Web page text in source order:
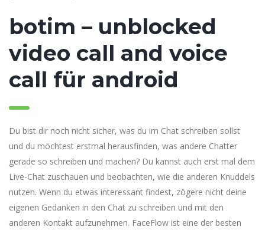
botim – unblocked
video call and voice
call für android
Du bist dir noch nicht sicher, was du im Chat schreiben sollst
und du möchtest erstmal herausfinden, was andere Chatter
gerade so schreiben und machen? Du kannst auch erst mal dem
Live-Chat zuschauen und beobachten, wie die anderen Knuddels
nutzen. Wenn du etwas interessant findest, zögere nicht deine
eigenen Gedanken in den Chat zu schreiben und mit den
anderen Kontakt aufzunehmen. FaceFlow ist eine der besten